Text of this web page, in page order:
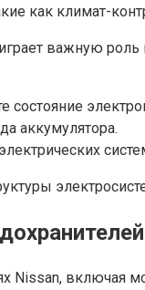
как климат-
важную роль
состояние
аккумулятора.
Nissan, включая